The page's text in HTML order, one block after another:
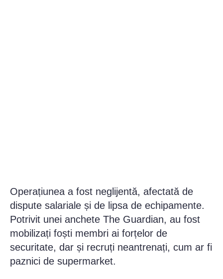
Operațiunea a fost neglijentă, afectată de
dispute salariale și de lipsa de echipamente.
Potrivit unei anchete The Guardian, au fost
mobilizați foști membri ai forțelor de
securitate, dar și recruți neantrenați, cum ar fi
paznici de supermarket.